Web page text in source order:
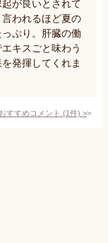
が良いとされて
われるほど夏の
ぷり。肝臓の働
キスごと味わう
発揮してくれま
すすめコメント (1件) >